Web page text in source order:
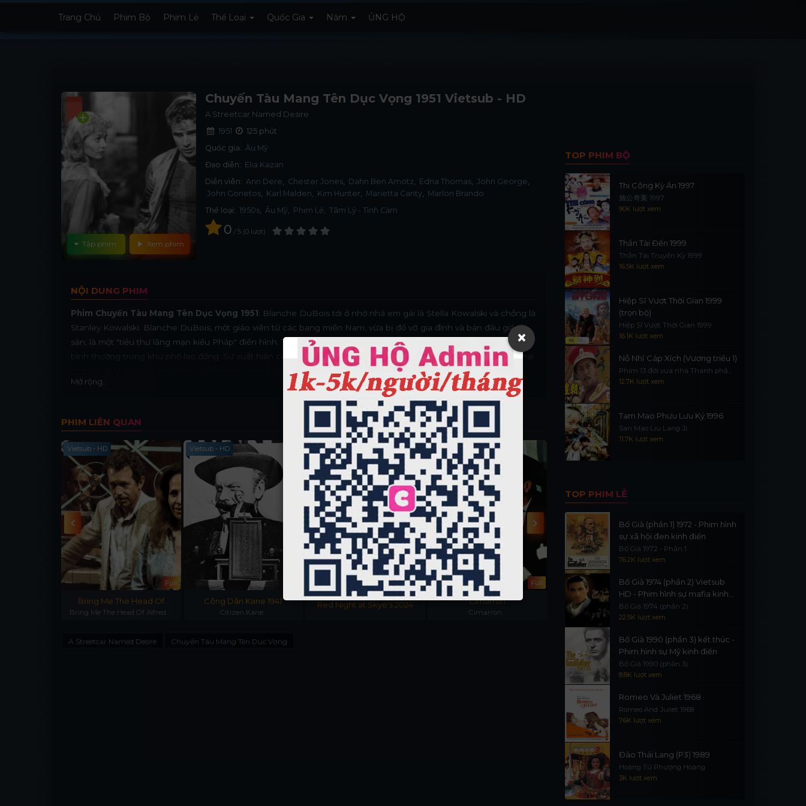
Trang Chủ Phim Bộ Phim Lẻ Thể Loại Quốc Gia Năm ỦNG HỘ
Xem phim
Tập phim
Chuyến Tàu Mang Tên Dục Vọng 1951 Vietsub - HD
A Streetcar Named Desire
1951
125 phút
Quốc gia: Âu Mỹ
Đạo diễn: Elia Kazan
Diễn viên: Ann Dere Chester Jones Dahn Ben Amotz Edna Thomas
John George
John Gonetos
Karl Malden Kim Hunter Marietta Canty
Marlon Brando
Thể loại: 1950s, Âu Mỹ, Phim Lẻ, Tâm Lý - Tình Cảm
0 / 5 0 lượt
NỘI DUNG PHIM
Phim Chuyến Tàu Mang Tên Dục Vọng 1951: Blanche DuBois tới ở nhờ nhà em gái là Stella Kowalski và chồng là
Stanley Kowalski. Blanche DuBois, một giáo viên từ các bang miền Nam, vừa bị đổ vỡ gia đình và bán đấu giá tài
sản, là một "tiểu thư lãng mạn kiểu Pháp" điển hình. Trước khi Blanche tới, Stanley và Stella sống một cuộc sống
bình thường trong khu phố lao động. Sự xuất hiện của Blanche làm đảo lộn cuộc sống của họ. Cô và Stanley là hai
con người không thể hòa hợp, và Blanche cũng không thích hợp với cuộc sống ở khu phố này.
Mở rộng...
PHIM LIÊN QUAN
Vietsub - HD
Full
Bring Me The Head Of
Alfredo Garcia
Bring Me The Head Of Alfredo
Vietsub - HD
Công Dân Kane 1941
Citizen Kane
Red Night at Skye's 2024
Vietsub - HD
Full
Cimarron
Cimarron
Elio 2025
A Streetcar Named Desire Chuyến Tàu Mang Tên Dục Vọng
TOP PHIM BỘ
Thi Công Kỳ Án 1997
施公奇案 1997
90K lượt xem
Thần Tài Đến 1999
Thần Tài Truyền Kỳ 1999
16.5K lượt xem
Hiệp Sĩ Vượt Thời Gian 1999
(trọn bộ)
Hiệp Sĩ Vượt Thời Gian 1999
16.1K lượt xem
Nỗ Nhĩ Cáp Xích (Vương triều 1)
Phim 13 đời vua nhà Thanh phần
112.7K lượt xem
Tam Mao Phưu Lưu Ký 1996
San Mao Liu Lang Ji
11.7K lượt xem
TOP PHIM LẺ
Bố Già (phần 1) 1972 - Phim hình
sự xã hội đen kinh điển
Bố Già 1972 - Phần 1
76.2K lượt xem
Bố Già 1974 (phần 2) Vietsub
HD - Phim hình sự mafia kinh
điển
Bố Già 1974 (phần 2)
22.5K lượt xem
Bố Già 1990 (phần 3) kết thúc -
Phim hình sự Mỹ kinh điển
Bố Già 1990 (phần 3)
8.8K lượt xem
Romeo Và Juliet 1968
Romeo And Juliet 1968
7.6K lượt xem
Đào Thái Lang (P3) 1989
Hoàng Tử Phượng Hoàng
3K lượt xem
×